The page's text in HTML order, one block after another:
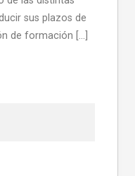
sus plazos de
de formación […]